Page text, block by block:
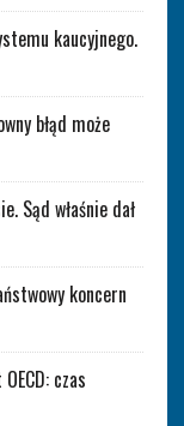
kaucyjnego.
błąd może
Sąd właśnie dał
koncern
czas